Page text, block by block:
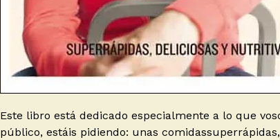
Este libro está dedicado especialmente a lo que
público, estáis pidiendo: unas